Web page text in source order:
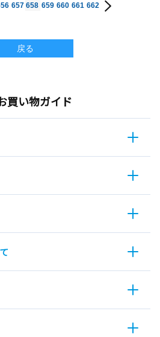
657 658 659 660 661 662
戻る
買い物ガイド